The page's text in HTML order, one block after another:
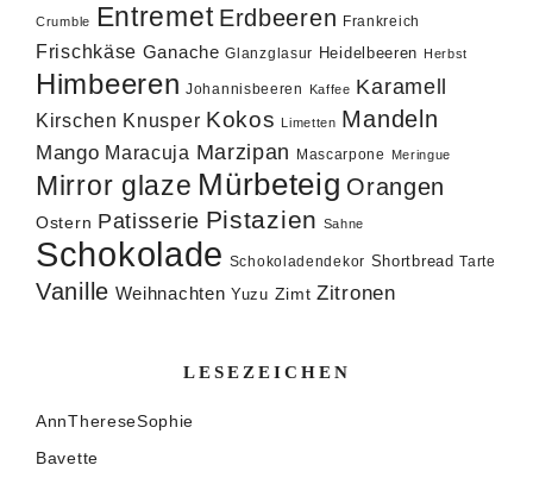
Crumble Entremet Erdbeeren Frankreich
Frischkäse Ganache Glanzglasur Heidelbeeren Herbst
Himbeeren Johannisbeeren Kaffee Karamell
Kirschen Knusper Kokos Limetten Mandeln
Mango Maracuja Marzipan Mascarpone Meringue
Mirror glaze Mürbeteig Orangen
Ostern Patisserie Pistazien Sahne
Schokolade Schokoladendekor Shortbread Tarte
Vanille Weihnachten Yuzu Zimt Zitronen
LESEZEICHEN
AnnThereseSophie
Bavette